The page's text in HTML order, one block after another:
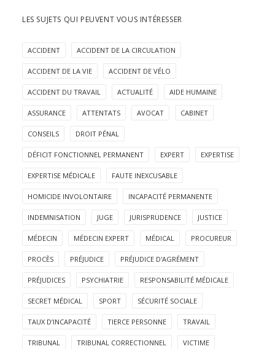
LES SUJETS QUI PEUVENT VOUS INTÉRESSER
ACCIDENT ACCIDENT DE LA CIRCULATION
ACCIDENT DE LA VIE ACCIDENT DE VÉLO
ACCIDENT DU TRAVAIL ACTUALITÉ AIDE HUMAINE
ASSURANCE ATTENTATS AVOCAT CABINET
CONSEILS DROIT PÉNAL
DÉFICIT FONCTIONNEL PERMANENT EXPERT EXPERTISE
EXPERTISE MÉDICALE FAUTE INEXCUSABLE
HOMICIDE INVOLONTAIRE INCAPACITÉ PERMANENTE
INDEMNISATION JUGE JURISPRUDENCE JUSTICE
MÉDECIN MÉDECIN EXPERT MÉDICAL PROCUREUR
PROCÈS PRÉJUDICE PRÉJUDICE D'AGRÉMENT
PRÉJUDICES PSYCHIATRIE RESPONSABILITÉ MÉDICALE
SECRET MÉDICAL SPORT SÉCURITÉ SOCIALE
TAUX D’INCAPACITÉ TIERCE PERSONNE TRAVAIL
TRIBUNAL TRIBUNAL CORRECTIONNEL VICTIME